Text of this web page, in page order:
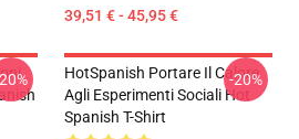
39,51 € - 45,95 €
HotSpanish Portare Il Calore
Agli Esperimenti Sociali Hot
Spanish T-Shirt
-20%